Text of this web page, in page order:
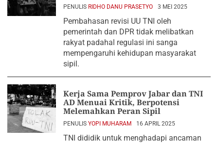
PENULIS RIDHO DANU PRASETYO 3 MEI 2025
Pembahasan revisi UU TNI oleh
pemerintah dan DPR tidak melibatkan
rakyat padahal regulasi ini sanga
mempengaruhi kehidupan masyarakat
sipil.
Kerja Sama Pemprov Jabar dan TNI
AD Menuai Kritik, Berpotensi
Melemahkan Peran Sipil
PENULIS YOPI MUHARAM 16 APRIL 2025
TNI dididik untuk menghadapi ancaman